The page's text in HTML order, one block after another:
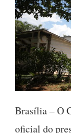
Brasília – O
oficial do